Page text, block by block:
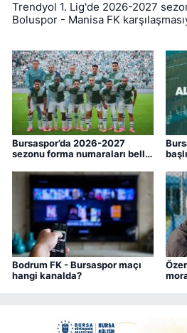
Trendyol 1. Lig'de 2026-2027
Boluspor - Manisa FK
Bursaspor’da 2026-2027
sezonu forma numaraları belli
Bodrum FK - Bursaspor maçı
hangi kanalda?